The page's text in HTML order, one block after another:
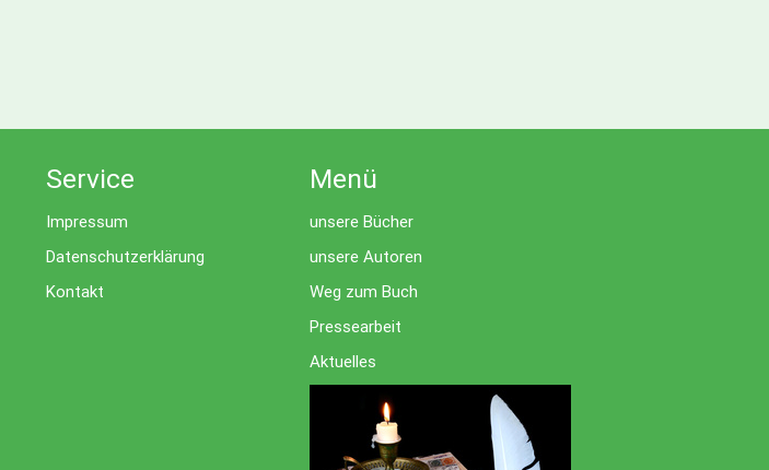
Service
Impressum
Datenschutzerklärung
Kontakt
Menü
unsere Bücher
unsere Autoren
Weg zum Buch
Pressearbeit
Aktuelles